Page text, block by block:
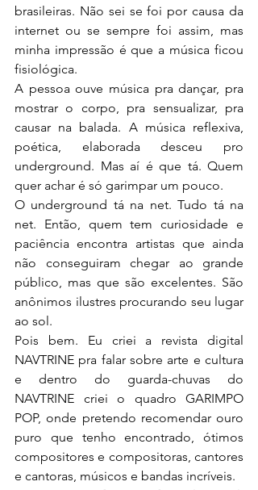
brasileiras. Não sei se foi por causa da
internet ou se sempre foi assim, mas
minha impressão é que a música ficou
fisiológica.
A pessoa ouve música pra dançar, pra
mostrar o corpo, pra sensualizar, pra
causar na balada. A música reflexiva,
poética, elaborada desceu pro
underground. Mas aí é que tá. Quem
quer achar é só garimpar um pouco.
O underground tá na net. Tudo tá na
net. Então, quem tem curiosidade e
paciência encontra artistas que ainda
não conseguiram chegar ao grande
público, mas que são excelentes. São
anônimos ilustres procurando seu lugar
ao sol.
Pois bem. Eu criei a revista digital
NAVTRINE pra falar sobre arte e cultura
e dentro do guarda-chuvas do
NAVTRINE criei o quadro GARIMPO
POP, onde pretendo recomendar ouro
puro que tenho encontrado, ótimos
compositores e compositoras, cantores
e cantoras, músicos e bandas incríveis.